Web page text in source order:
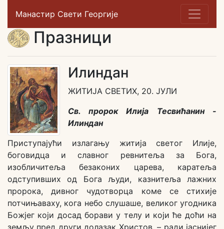
Манастир Свети Георгије
Празници
Илиндан
ЖИТИЈА СВЕТИХ, 20. ЈУЛИ
Св. пророк Илија Тесвићанин -
Илиндан
Приступајући излагању житија светог Илије,
боговидца и славног ревнитеља за Бога,
изобличитеља безаконих царева, каратеља
одступивших од Бога људи, казнитеља лажних
пророка, дивног чудотворца коме се стихије
потчињаваху, кога небо слушаше, великог угодника
Божјег који досад борави у телу и који ће доћи на